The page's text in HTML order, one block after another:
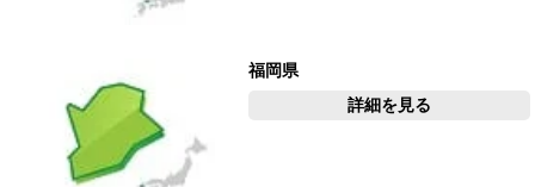
福岡県
詳細を見る